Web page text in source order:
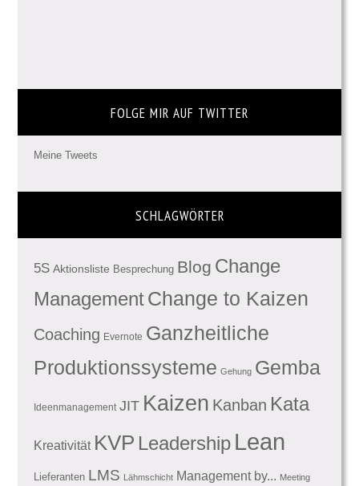
FOLGE MIR AUF TWITTER
Meine Tweets
SCHLAGWÖRTER
5S Aktionsliste Besprechung Blog Change
ManagementChange to Kaizen
Coaching Evernote Ganzheitliche
Produktionssysteme Gehung Gemba
Ideenmanagement JIT Kaizen Kanban Kata
Kreativität KVP Leadership Lean
Lieferanten LMS Lähmschicht Management by... Meeting